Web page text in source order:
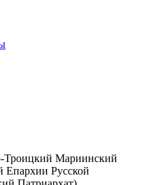
Троицкий Мариинский
Епархии Русской